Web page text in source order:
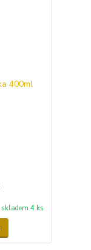
skladem 4 ks